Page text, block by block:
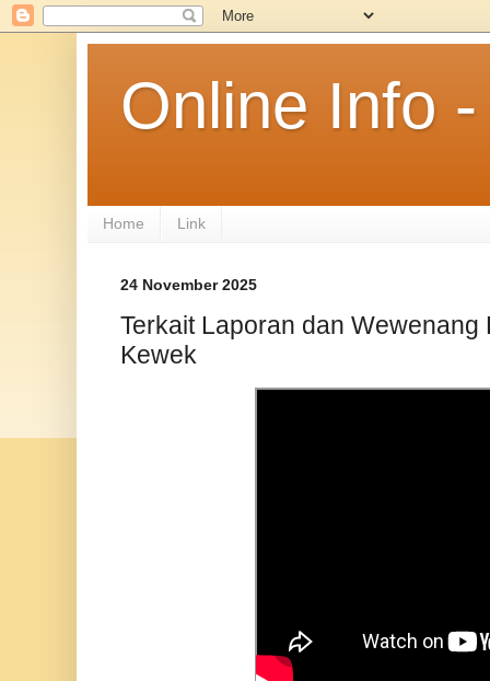
Online Info
Home Link
24 November 2025
Terkait Laporan dan
Kewek